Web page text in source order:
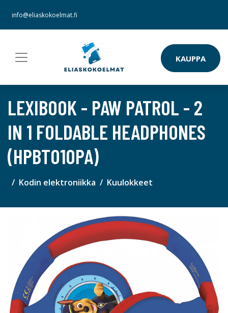
info@eliaskokoelmat.fi
KAUPPA
LEXIBOOK - PAW PATROL - 2
IN 1 FOLDABLE HEADPHONES
(HPBT010PA)
Kodin elektroniikka Kuulokkeet